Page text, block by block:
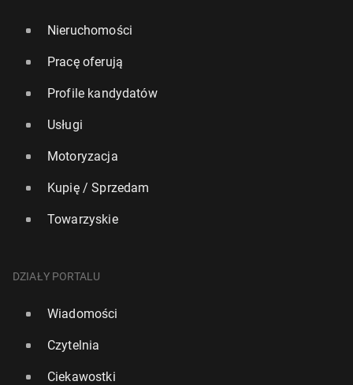
Nieruchomości
Pracę oferują
Profile kandydatów
Usługi
Motoryzacja
Kupię / Sprzedam
Towarzyskie
DZIAŁY PORTALU
Wiadomości
Czytelnia
Ciekawostki